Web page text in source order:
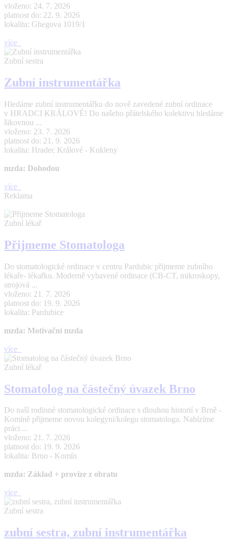
vloženo: 24. 7. 2026
platnost do: 22. 9. 2026
lokalita: Ghegova 1019/1
více
Zubní sestra
Zubní instrumentářka
Hledáme zubní instrumentářku do nově zavedené zubní ordinace
v HRADCI KRÁLOVÉ! Do našeho přátelského kolektivu hledáme
šikovnou ...
vloženo: 23. 7. 2026
platnost do: 21. 9. 2026
lokalita: Hradec Králové - Kukleny
mzda: Dohodou
více
Reklama
Zubní lékař
Přijmeme Stomatologa
Do stomatologické ordinace v centru Pardubic přijmeme zubního
lékaře- lékařku. Moderně vybavené ordinace (CB-CT, mikroskopy,
strojová ...
vloženo: 21. 7. 2026
platnost do: 19. 9. 2026
lokalita: Pardubice
mzda: Motivační mzda
více
Zubní lékař
Stomatolog na částečný úvazek Brno
Do naší rodinné stomatologické ordinace s dlouhou historií v Brně -
Komíně přijmeme novou kolegyni/kolegu stomatologa. Nabízíme
práci ...
vloženo: 21. 7. 2026
platnost do: 19. 9. 2026
lokalita: Brno - Komín
mzda: Základ + provize z obratu
více
Zubní sestra
zubní sestra, zubní instrumentářka